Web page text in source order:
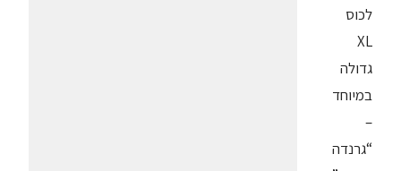
לכוס
XL
גדולה
במיוחד
–
“גרנדה